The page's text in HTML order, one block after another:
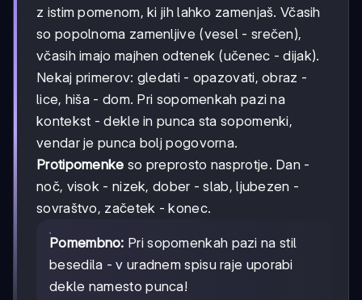
z istim pomenom, ki jih lahko zamenjaš. Včasih
so popolnoma zamenljive (vesel - srečen),
včasih imajo majhen odtenek (učenec - dijak).
Nekaj primerov: gledati - opazovati, obraz -
lice, hiša - dom. Pri sopomenkah pazi na
kontekst - dekle in punca sta sopomenki,
vendar je punca bolj pogovorna.
Protipomenke so preprosto nasprotje. Dan -
noč, visok - nizek, dober - slab, ljubezen -
sovraštvo, začetek - konec.
Pomembno: Pri sopomenkah pazi na stil
besedila - v uradnem spisu raje uporabi
dekle namesto punca!